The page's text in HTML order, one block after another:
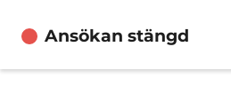
Ansökan stängd